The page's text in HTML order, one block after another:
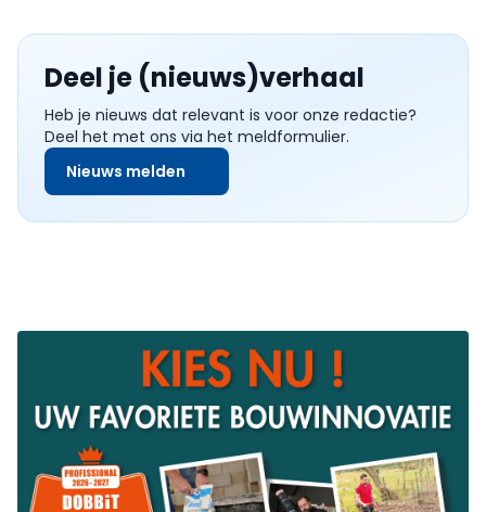
Deel je (nieuws)verhaal
Heb je nieuws dat relevant is voor onze redactie?
Deel het met ons via het meldformulier.
Nieuws melden